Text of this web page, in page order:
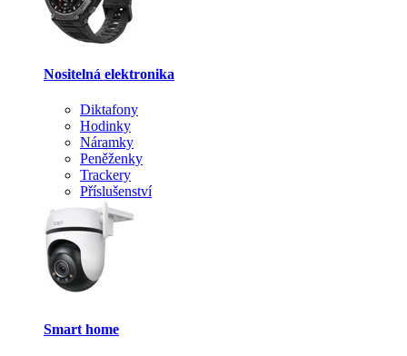
Nositelná elektronika
Diktafony
Hodinky
Náramky
Peněženky
Trackery
Příslušenství
Smart home